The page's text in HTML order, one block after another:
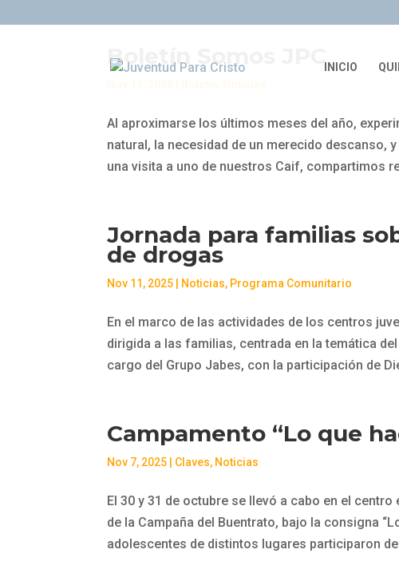
INICIO
Boletín Somos JPC
Al aproximarse los últimos meses del año,
natural, la necesidad de un merecido descanso,
una visita a uno de nuestros Caif, compartimos
Jornada para familias
de drogas
Nov 11, 2025 Noticias, Programa Comunitario
En el marco de las actividades de los centros
dirigida a las familias, centrada en la temática
cargo del Grupo Jabes, con la participación de
Campamento “Lo que
Nov 7, 2025 Claves, Noticias
El 30 y 31 de octubre se llevó a cabo en el
de la Campaña del Buentrato, bajo la consigna
adolescentes de distintos lugares participaron de